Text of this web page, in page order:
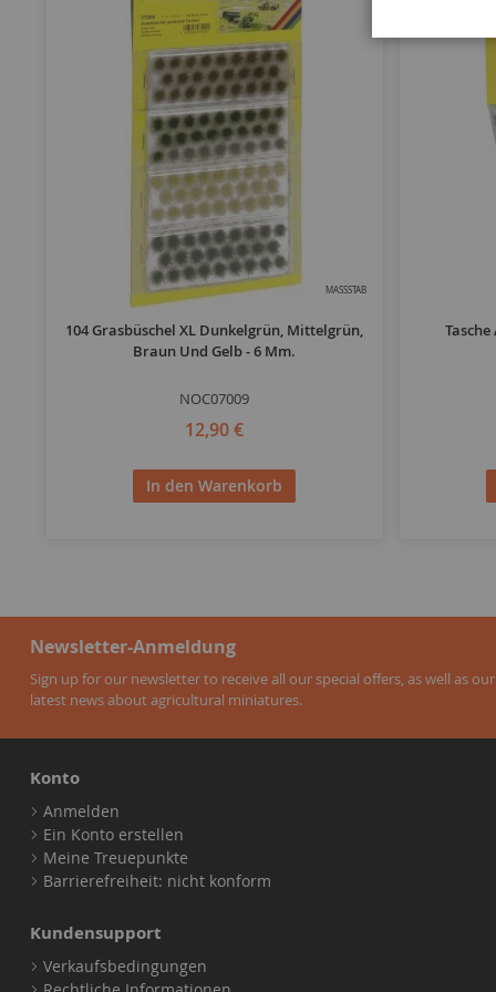
MASSSTAB
104 Grasbüschel XL Dunkelgrün, Mittelgrün,
Braun Und Gelb - 6 Mm.
NOC07009
12,90 €
In den Warenkorb
Newsletter-Anmeldung
Sign up for our newsletter to receive all our special offers, as well as our
latest news about agricultural miniatures.
Konto
Anmelden
Ein Konto erstellen
Meine Treuepunkte
Barrierefreiheit: nicht konform
Kundensupport
Verkaufsbedingungen